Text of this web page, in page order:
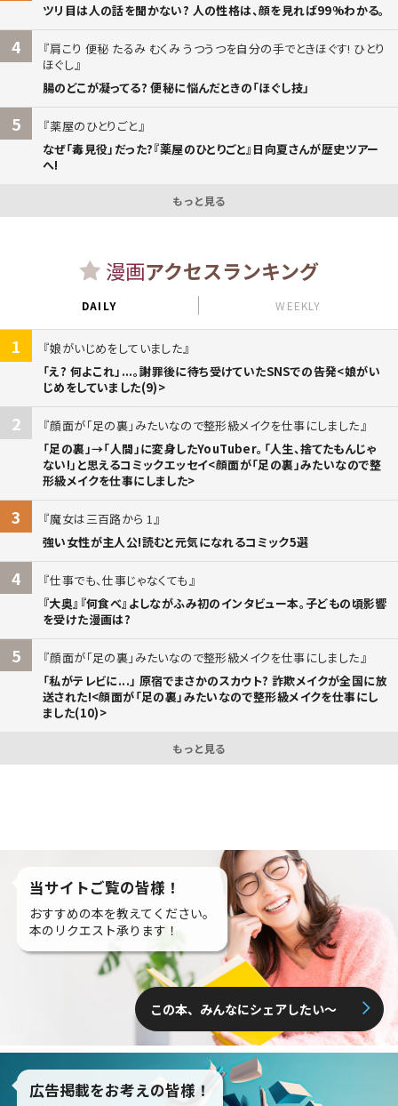
ツリ目は人の話を聞かない? 人の性格は、顔を見れば99%わかる。
4
肩こり 便秘 たるみ むくみ うつうつを自分の手でときほぐす! ひとり
ほぐし
腸のどこが凝ってる? 便秘に悩んだときの「ほぐし技」
5
薬屋のひとりごと
なぜ「毒見役」だった?『薬屋のひとりごと』日向夏さんが歴史ツアー
へ!
もっと見る
漫画アクセスランキング
DAILY WEEKLY
1
娘がいじめをしていました
「え? 何よこれ」...。謝罪後に待ち受けていたSNSでの告発<娘がい
じめをしていました(9)>
2
顔面が「足の裏」みたいなので整形級メイクを仕事にしました
「足の裏」→「人間」に変身したYouTuber。「人生、捨てたもんじゃ
ない!」と思えるコミックエッセイ<顔面が「足の裏」みたいなので整
形級メイクを仕事にしました>
3
魔女は三百路から 1
強い女性が主人公!読むと元気になれるコミック5選
4
仕事でも、仕事じゃなくても
『大奥』『何食べ』よしながふみ初のインタビュー本。子どもの頃影響
を受けた漫画は?
5
顔面が「足の裏」みたいなので整形級メイクを仕事にしました
「私がテレビに...」 原宿でまさかのスカウト? 詐欺メイクが全国に放
送された!<顔面が「足の裏」みたいなので整形級メイクを仕事にし
ました(10)>
もっと見る
当サイトご覧の皆様！
おすすめの本を教えてください。
本のリクエスト承ります！
この本、みんなにシェアしたい〜
広告掲載をお考えの皆様！